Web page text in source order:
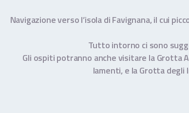
Navigazione verso l’isola di Favignana, il cui
Tutto intorno ci sono
Gli ospiti potranno anche visitare la Grotta
lamenti, e la Grotta